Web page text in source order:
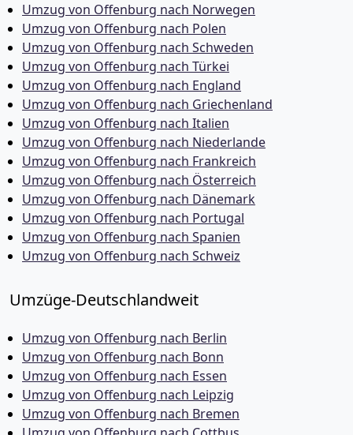
Umzug von Offenburg nach Norwegen
Umzug von Offenburg nach Polen
Umzug von Offenburg nach Schweden
Umzug von Offenburg nach Türkei
Umzug von Offenburg nach England
Umzug von Offenburg nach Griechenland
Umzug von Offenburg nach Italien
Umzug von Offenburg nach Niederlande
Umzug von Offenburg nach Frankreich
Umzug von Offenburg nach Österreich
Umzug von Offenburg nach Dänemark
Umzug von Offenburg nach Portugal
Umzug von Offenburg nach Spanien
Umzug von Offenburg nach Schweiz
Umzüge-Deutschlandweit
Umzug von Offenburg nach Berlin
Umzug von Offenburg nach Bonn
Umzug von Offenburg nach Essen
Umzug von Offenburg nach Leipzig
Umzug von Offenburg nach Bremen